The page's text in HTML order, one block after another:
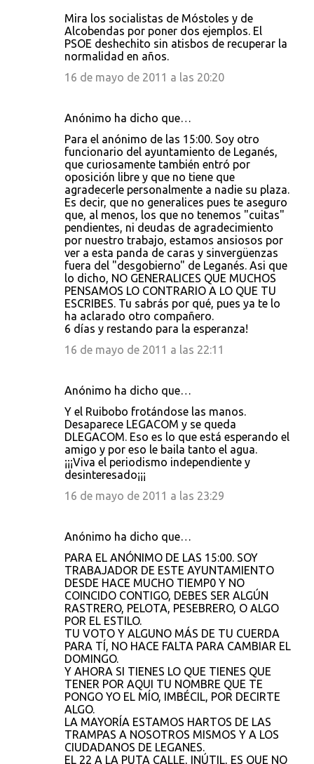
Mira los socialistas de Móstoles y de
Alcobendas por poner dos ejemplos. El
PSOE deshechito sin atisbos de recuperar la
normalidad en años.
16 de mayo de 2011 a las 20:20
Anónimo ha dicho que…
Para el anónimo de las 15:00. Soy otro
funcionario del ayuntamiento de Leganés,
que curiosamente también entró por
oposición libre y que no tiene que
agradecerle personalmente a nadie su plaza.
Es decir, que no generalices pues te aseguro
que, al menos, los que no tenemos "cuitas"
pendientes, ni deudas de agradecimiento
por nuestro trabajo, estamos ansiosos por
ver a esta panda de caras y sinvergüenzas
fuera del "desgobierno" de Leganés. Asi que
lo dicho, NO GENERALICES QUE MUCHOS
PENSAMOS LO CONTRARIO A LO QUE TU
ESCRIBES. Tu sabrás por qué, pues ya te lo
ha aclarado otro compañero.
6 días y restando para la esperanza!
16 de mayo de 2011 a las 22:11
Anónimo ha dicho que…
Y el Ruibobo frotándose las manos.
Desaparece LEGACOM y se queda
DLEGACOM. Eso es lo que está esperando el
amigo y por eso le baila tanto el agua.
¡¡¡Viva el periodismo independiente y
desinteresado¡¡¡
16 de mayo de 2011 a las 23:29
Anónimo ha dicho que…
PARA EL ANÓNIMO DE LAS 15:00. SOY
TRABAJADOR DE ESTE AYUNTAMIENTO
DESDE HACE MUCHO TIEMP0 Y NO
COINCIDO CONTIGO, DEBES SER ALGÚN
RASTRERO, PELOTA, PESEBRERO, O ALGO
POR EL ESTILO.
TU VOTO Y ALGUNO MÁS DE TU CUERDA
PARA TÍ, NO HACE FALTA PARA CAMBIAR EL
DOMINGO.
Y AHORA SI TIENES LO QUE TIENES QUE
TENER POR AQUI TU NOMBRE QUE TE
PONGO YO EL MÍO, IMBÉCIL, POR DECIRTE
ALGO.
LA MAYORÍA ESTAMOS HARTOS DE LAS
TRAMPAS A NOSOTROS MISMOS Y A LOS
CIUDADANOS DE LEGANES.
EL 22 A LA PUTA CALLE, INÚTIL, ES QUE NO